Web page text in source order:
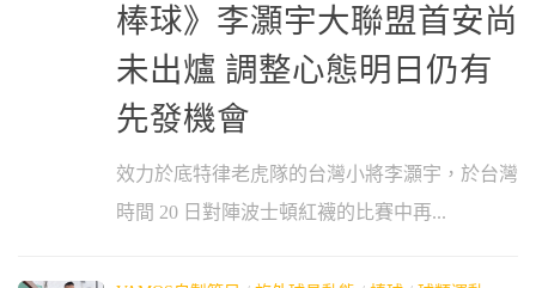
棒球》李灝宇大聯盟首安尚
未出爐 調整心態明日仍有
先發機會
效力於底特律老虎隊的台灣小將李灝宇，於台灣
時間 20 日對陣波士頓紅襪的比賽中再...